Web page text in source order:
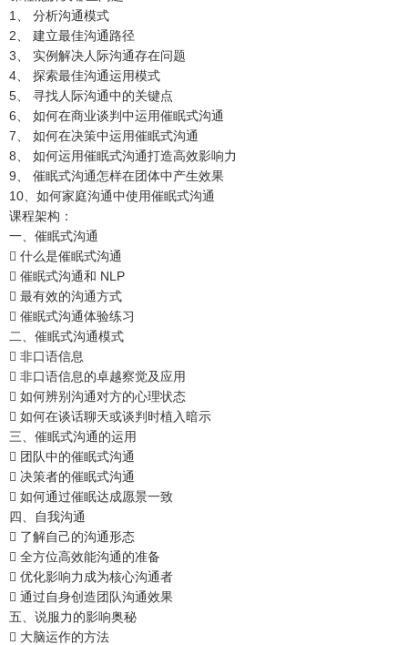
1、 分析沟通模式
2、 建立最佳沟通路径
3、 实例解决人际沟通存在问题
4、 探索最佳沟通运用模式
5、 寻找人际沟通中的关键点
6、 如何在商业谈判中运用催眠式沟通
7、 如何在决策中运用催眠式沟通
8、 如何运用催眠式沟通打造高效影响力
9、 催眠式沟通怎样在团体中产生效果
10、如何家庭沟通中使用催眠式沟通
课程架构：
一、催眠式沟通
 什么是催眠式沟通
 催眠式沟通和 NLP
 最有效的沟通方式
 催眠式沟通体验练习
二、催眠式沟通模式
 非口语信息
 非口语信息的卓越察觉及应用
 如何辨别沟通对方的心理状态
 如何在谈话聊天或谈判时植入暗示
三、催眠式沟通的运用
 团队中的催眠式沟通
 决策者的催眠式沟通
 如何通过催眠达成愿景一致
四、自我沟通
 了解自己的沟通形态
 全方位高效能沟通的准备
 优化影响力成为核心沟通者
 通过自身创造团队沟通效果
五、说服力的影响奥秘
 大脑运作的方法